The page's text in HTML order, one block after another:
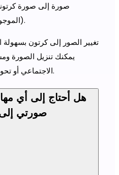
صورة إلى صورة
(الموجودة في أدواتنا لتحرير الصور).
تغيير الصور إلى كرتون بسهولة
يمكنك تنزيل الصورة
الاجتماعي أو تحويلها إلى صورة مجمعة مذهلة.
هل أحتاج إلى أي
صورتي